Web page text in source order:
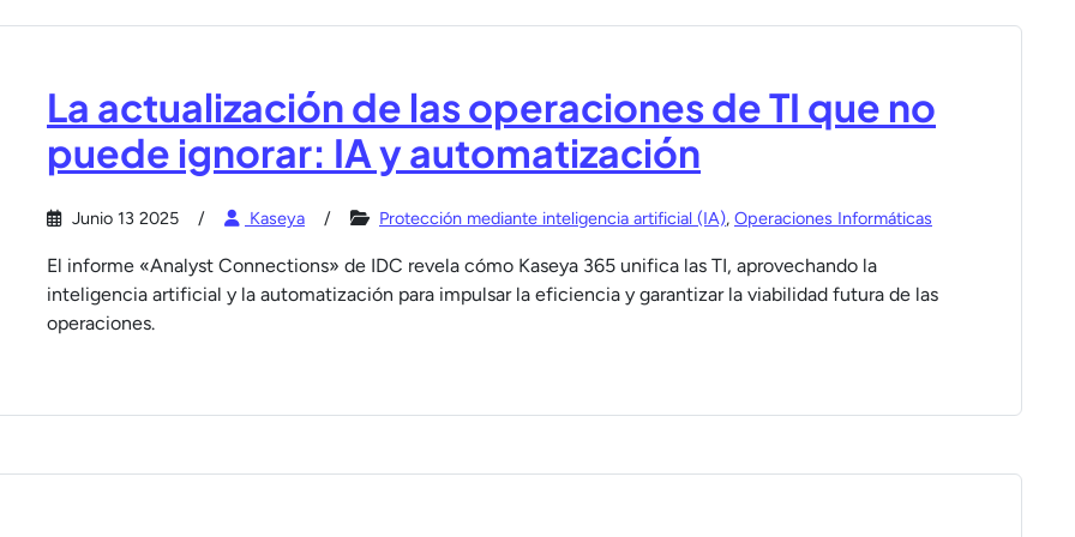
La actualización de las operaciones de TI que no
puede ignorar: IA y automatización
Junio 13 2025 Kaseya Protección mediante inteligencia artificial (IA), Operaciones Informáticas
El informe «Analyst Connections» de IDC revela cómo Kaseya 365 unifica las TI, aprovechando la
inteligencia artificial y la automatización para impulsar la eficiencia y garantizar la viabilidad futura de las
operaciones.